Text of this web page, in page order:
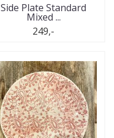
Side Plate Standard
Mixed ...
249,-